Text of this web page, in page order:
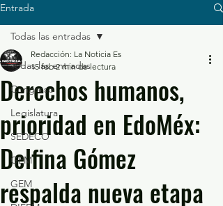
Entrada
Todas las entradas
Congreso
Legislatura
SEDECO
GEM
GEM
Todas las entradas
Derechos humanos,
prioridad en EdoMéx:
Delfina Gómez
respalda nueva etapa
Redacción: La Noticia Es
15 feb 2 min de lectura